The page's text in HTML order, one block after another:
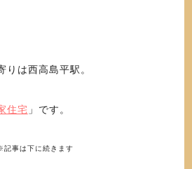
りは西高島平駅。
住宅 」です。
記事は下に続きます